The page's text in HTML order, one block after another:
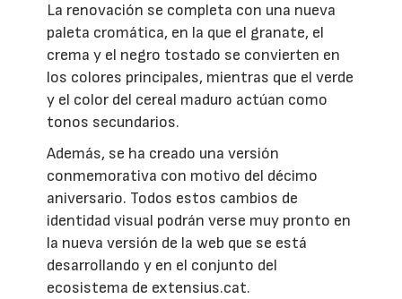
La renovación se completa con una nueva
paleta cromática, en la que el granate, el
crema y el negro tostado se convierten en
los colores principales, mientras que el verde
y el color del cereal maduro actúan como
tonos secundarios.
Además, se ha creado una versión
conmemorativa con motivo del décimo
aniversario. Todos estos cambios de
identidad visual podrán verse muy pronto en
la nueva versión de la web que se está
desarrollando y en el conjunto del
ecosistema de extensius.cat.